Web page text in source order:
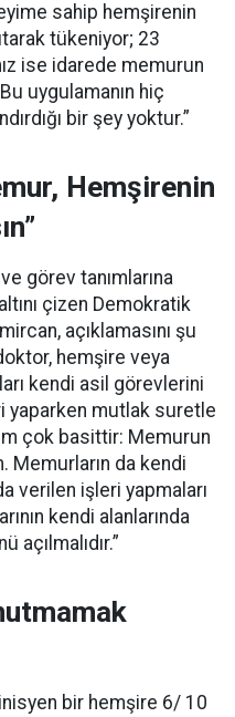
sahip hemşirenin
tükeniyor; 23
ise idarede memurun
uygulamanın hiç
bir şey yoktur.”
Hemşirenin
görev tanımlarına
çizen Demokratik
açıklamasını şu
hemşire veya
kendi asil görevlerini
yaparken mutlak suretle
çok basittir: Memurun
Memurların da kendi
verilen işleri yapmaları
kendi alanlarında
açılmalıdır.”
bir hemşire 6/ 10